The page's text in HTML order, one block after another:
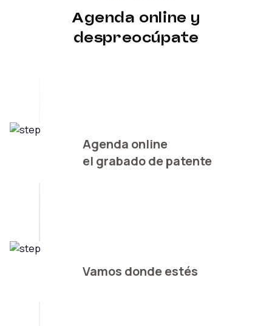
Agenda online y
despreocúpate
Agenda online
el grabado de patente
Vamos donde estés